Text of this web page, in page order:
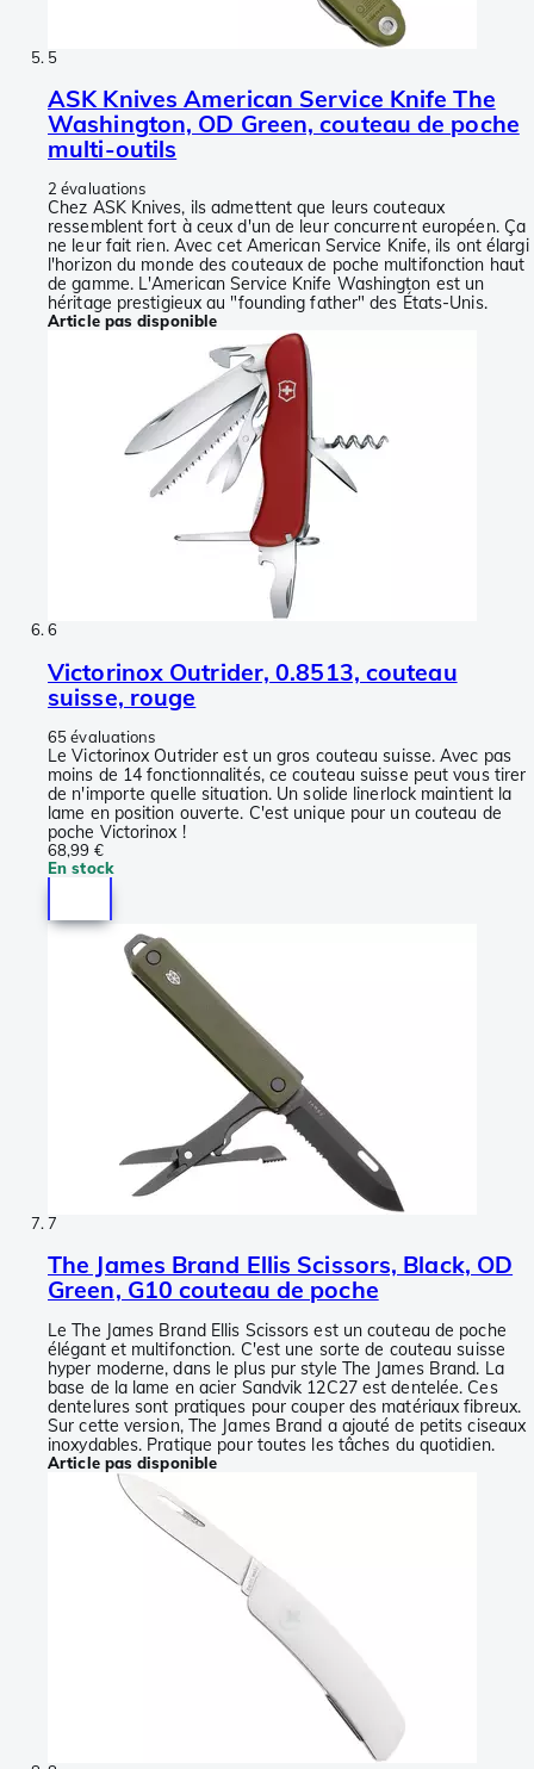
5
ASK Knives American Service Knife The
Washington, OD Green, couteau de poche
multi-outils
2 évaluations
Chez ASK Knives, ils admettent que leurs couteaux
ressemblent fort à ceux d'un de leur concurrent européen. Ça
ne leur fait rien. Avec cet American Service Knife, ils ont élargi
l'horizon du monde des couteaux de poche multifonction haut
de gamme. L'American Service Knife Washington est un
héritage prestigieux au "founding father" des États-Unis.
Article pas disponible
6
Victorinox Outrider, 0.8513, couteau
suisse, rouge
65 évaluations
Le Victorinox Outrider est un gros couteau suisse. Avec pas
moins de 14 fonctionnalités, ce couteau suisse peut vous tirer
de n'importe quelle situation. Un solide linerlock maintient la
lame en position ouverte. C'est unique pour un couteau de
poche Victorinox !
68,99 €
En stock
7
The James Brand Ellis Scissors, Black, OD
Green, G10 couteau de poche
Le The James Brand Ellis Scissors est un couteau de poche
élégant et multifonction. C'est une sorte de couteau suisse
hyper moderne, dans le plus pur style The James Brand. La
base de la lame en acier Sandvik 12C27 est dentelée. Ces
dentelures sont pratiques pour couper des matériaux fibreux.
Sur cette version, The James Brand a ajouté de petits ciseaux
inoxydables. Pratique pour toutes les tâches du quotidien.
Article pas disponible